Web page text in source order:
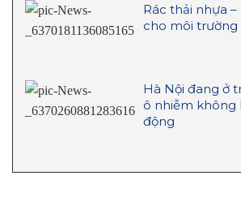
Rác thải nhựa
cho môi trường
Hà Nội đang ở
ô nhiễm không
động